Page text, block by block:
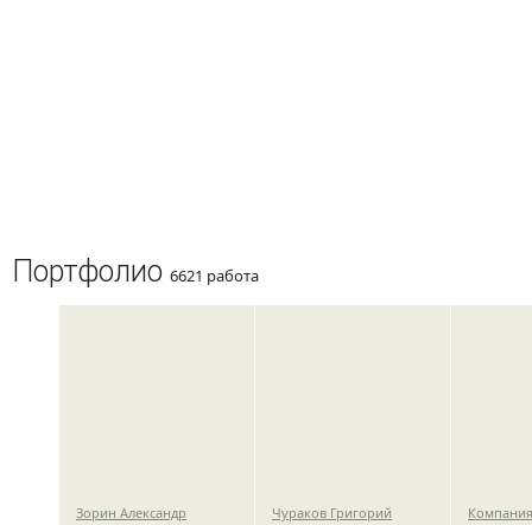
Портфолио 6621 работа
Зорин Александр
Чураков Григорий